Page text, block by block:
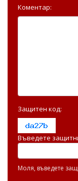
Коментар:
Защитен код:
Въведете
Моля, въведете